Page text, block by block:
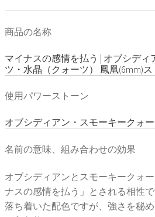
商品の名称
マイナスの感情を払う | オブシデ
ツ・水晶（クォーツ） 鳳凰(6mm)
使用パワーストーン
オブシディアン・スモーキークォ
名前の意味、組み合わせの効果
オブシディアンとスモーキークォ
ナスの感情を払う」とされる相性
落ち着いた配色ですが、強さを秘